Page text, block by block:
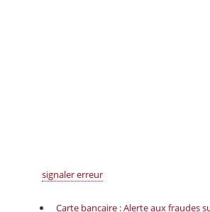
signaler erreur
Carte bancaire : Alerte aux fraudes